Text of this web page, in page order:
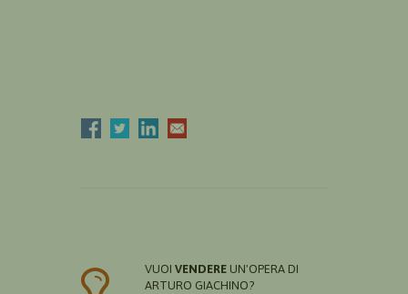
VUOI VENDERE UN'OPERA DI
ARTURO GIACHINO?